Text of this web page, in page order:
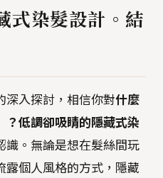
式染髮設計。結
深入探討，相信你對什麼
？低調卻吸睛的隱藏式染
識。無論是想在髮絲間玩
露個人風格的方式，隱藏